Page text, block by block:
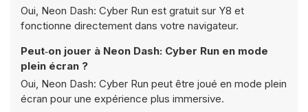
Oui, Neon Dash: Cyber Run est gratuit sur Y8 et
fonctionne directement dans votre navigateur.
Peut‑on jouer à Neon Dash: Cyber Run en mode
plein écran ?
Oui, Neon Dash: Cyber Run peut être joué en mode plein
écran pour une expérience plus immersive.